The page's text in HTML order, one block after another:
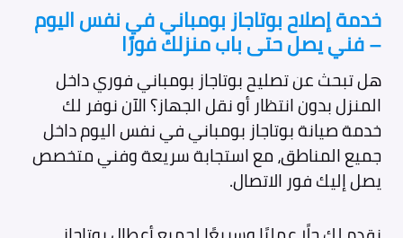
خدمة إصلاح بوتاجاز بومباني في نفس اليوم
– فني يصل حتى باب منزلك فورًا
هل تبحث عن تصليح بوتاجاز بومباني فوري داخل
المنزل بدون انتظار أو نقل الجهاز؟ الآن نوفر لك
خدمة صيانة بوتاجاز بومباني في نفس اليوم داخل
جميع المناطق، مع استجابة سريعة وفني متخصص
يصل إليك فور الاتصال.